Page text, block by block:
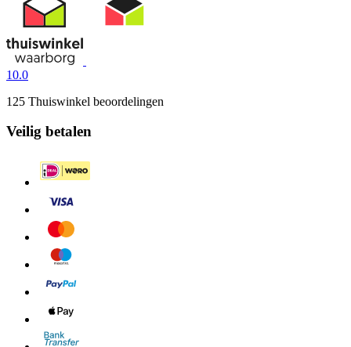
10.0
125 Thuiswinkel beoordelingen
Veilig betalen